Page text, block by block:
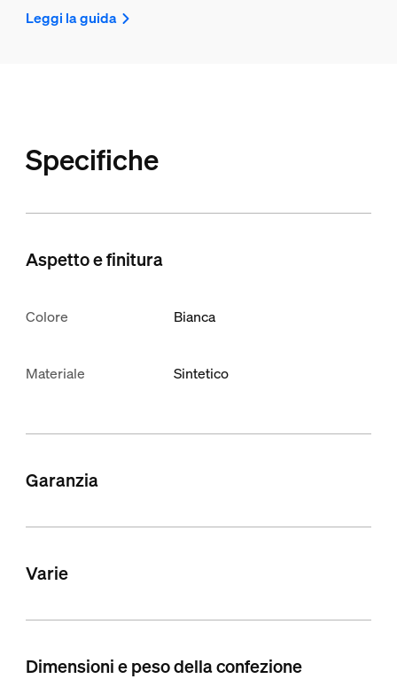
Leggi la guida
Specifiche
Aspetto e finitura
Colore Bianca
Materiale Sintetico
Garanzia
Varie
Dimensioni e peso della confezione